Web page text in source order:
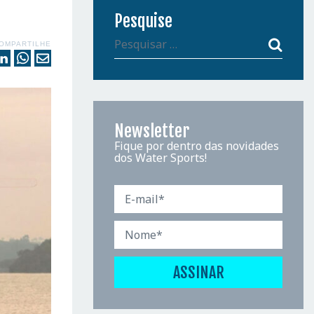
Pesquise
Newsletter
Fique por dentro das novidades
dos Water Sports!